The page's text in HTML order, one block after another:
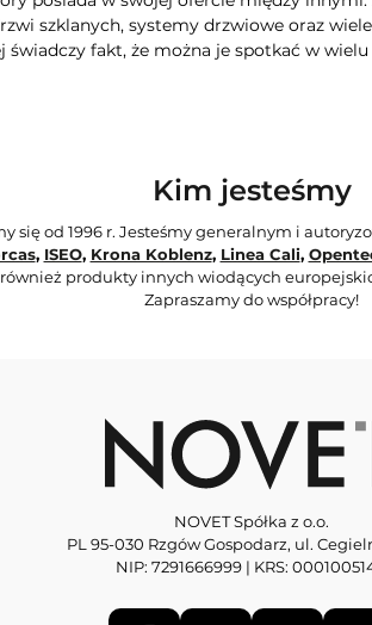
szklanych, systemy drzwiowe oraz
fakt, że można je spotkać w
Kim jesteśmy
się od 1996 r. Jesteśmy generalnym i
, ISEO, Krona Koblenz, Linea Cali,
produkty innych wiodących
Zapraszamy do współpracy!
NOVET Spółka z o.o.
PL 95-030 Rzgów Gospodarz, ul.
NIP: 7291666999 | KRS: